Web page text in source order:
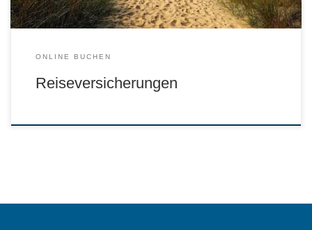
ONLINE BUCHEN
Reiseversicherungen